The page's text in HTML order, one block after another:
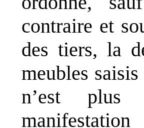
contraire et
des tiers, la
meubles
n’est plus